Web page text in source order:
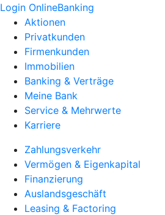
Login OnlineBanking
Aktionen
Privatkunden
Firmenkunden
Immobilien
Banking & Verträge
Meine Bank
Service & Mehrwerte
Karriere
Zahlungsverkehr
Vermögen & Eigenkapital
Finanzierung
Auslandsgeschäft
Leasing & Factoring